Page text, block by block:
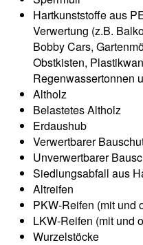
Hartkunststoffe aus
Verwertung (z.B.
Bobby Cars,
Obstkisten,
Regenwassertonnen
Altholz
Belastetes Altholz
Erdaushub
Verwertbarer
Unverwertbarer
Siedlungsabfall aus
Altreifen
PKW-Reifen (mit und
LKW-Reifen (mit und
Wurzelstöcke